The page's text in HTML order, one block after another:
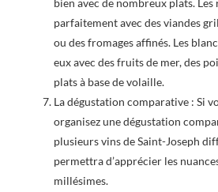
bien avec de nombreux plats.
parfaitement avec des viandes
ou des fromages affinés. Les
eux avec des fruits de mer, des
plats à base de volaille.
La dégustation comparative : Si
organisez une dégustation
plusieurs vins de Saint-Joseph
permettra d’apprécier les
millésimes.